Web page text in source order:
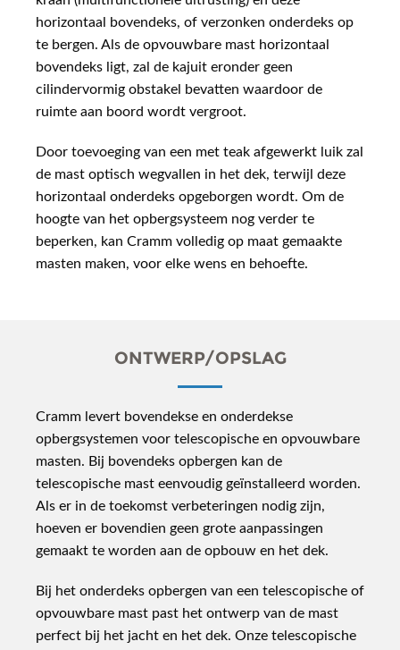
horizontaal bovendeks, of verzonken onderdeks op
te bergen. Als de opvouwbare mast horizontaal
bovendeks ligt, zal de kajuit eronder geen
cilindervormig obstakel bevatten waardoor de
ruimte aan boord wordt vergroot.
Door toevoeging van een met teak afgewerkt luik zal
de mast optisch wegvallen in het dek, terwijl deze
horizontaal onderdeks opgeborgen wordt. Om de
hoogte van het opbergsysteem nog verder te
beperken, kan Cramm volledig op maat gemaakte
masten maken, voor elke wens en behoefte.
ONTWERP/OPSLAG
Cramm levert bovendekse en onderdekse
opbergsystemen voor telescopische en opvouwbare
masten. Bij bovendeks opbergen kan de
telescopische mast eenvoudig geïnstalleerd worden.
Als er in de toekomst verbeteringen nodig zijn,
hoeven er bovendien geen grote aanpassingen
gemaakt te worden aan de opbouw en het dek.
Bij het onderdeks opbergen van een telescopische of
opvouwbare mast past het ontwerp van de mast
perfect bij het jacht en het dek. Onze telescopische